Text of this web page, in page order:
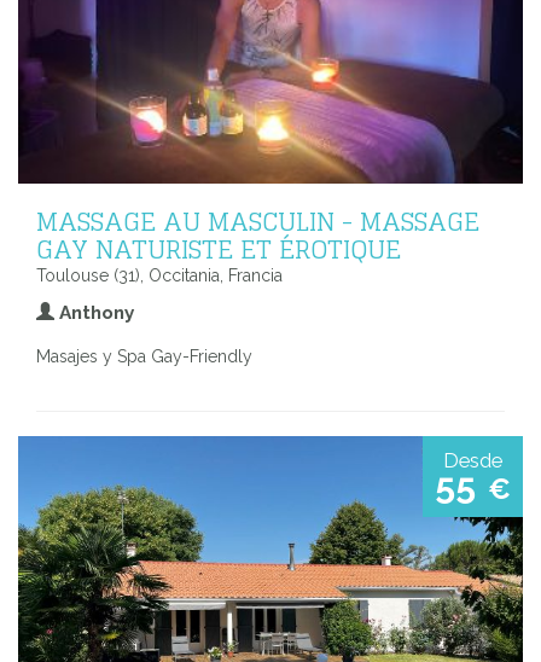
MASSAGE AU MASCULIN - MASSAGE
GAY NATURISTE ET ÉROTIQUE
Toulouse (31), Occitania, Francia
Anthony
Masajes y Spa Gay-Friendly
Desde
55 €